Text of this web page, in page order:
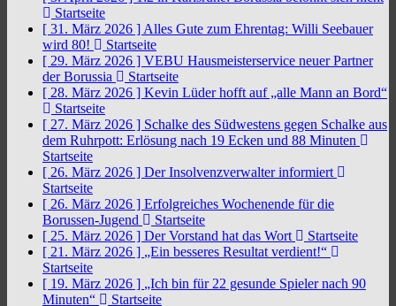
Startseite
[ 31. März 2026 ] Alles Gute zum Ehrentag: Willi Seebauer
wird 80!
Startseite
[ 29. März 2026 ] VEBU Hausmeisterservice neuer Partner
der Borussia
Startseite
[ 28. März 2026 ] Kevin Lüder hofft auf „alle Mann an Bord“
Startseite
[ 27. März 2026 ] Schalke des Südwestens gegen Schalke aus
dem Ruhrpott: Erlösung nach 19 Ecken und 88 Minuten
Startseite
[ 26. März 2026 ] Der Insolvenzverwalter informiert
Startseite
[ 26. März 2026 ] Erfolgreiches Wochenende für die
Borussen-Jugend
Startseite
[ 25. März 2026 ] Der Vorstand hat das Wort
Startseite
[ 21. März 2026 ] „Ein besseres Resultat verdient!“
Startseite
[ 19. März 2026 ] „Ich bin für 22 gesunde Spieler nach 90
Minuten“
Startseite